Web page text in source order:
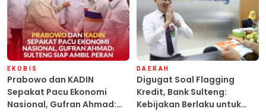
EKOBIS
Prabowo dan KADIN
Sepakat Pacu Ekonomi
Nasional, Gufran Ahmad:
DAERAH
Digugat Soal Flagging
Kredit, Bank Sulteng:
Kebijakan Berlaku untuk